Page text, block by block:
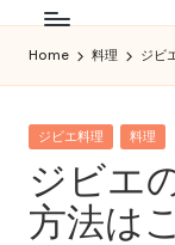
理
食
材
ハ
ン
ー
へ
の
道
Home 料理 ジビ
Posted
ジビエ料理 料理
ジビエ
方法は